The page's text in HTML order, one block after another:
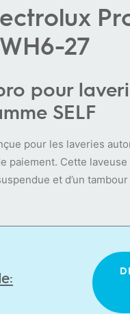
27
pour
SELF
pour les laveries
paiement. Cette
et d’un